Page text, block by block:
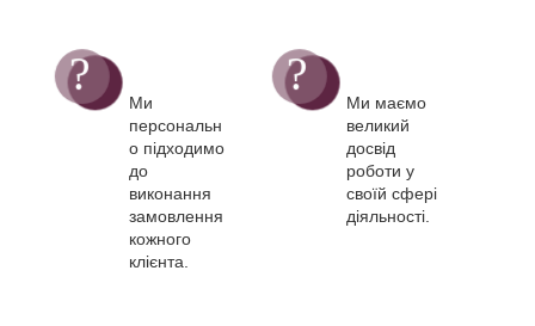
Ми
персональн
о підходимо
до
виконання
замовлення
кожного
клієнта.
Ми маємо
великий
досвід
роботи у
своїй сфері
діяльності.